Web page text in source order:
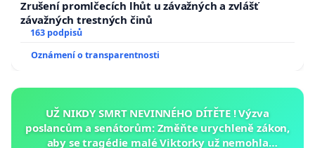
Zrušení promlčecích lhůt u závažných a zvlášť
závažných trestných činů
163 podpisů
Oznámení o transparentnosti
UŽ NIKDY SMRT NEVINNÉHO DÍTĚTE ! Výzva
poslancům a senátorům: Změňte urychleně zákon,
aby se tragédie malé Viktorky už nemohla